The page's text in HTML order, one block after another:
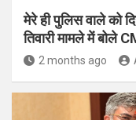
मेरे ही पुलिस वाले को
तिवारी मामले में बोले
2 months ago